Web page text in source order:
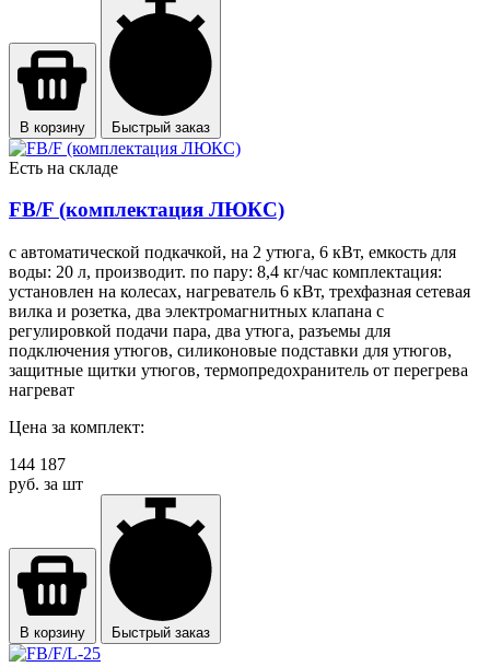
В корзину Быстрый заказ
Есть на складе
FB/F (комплектация ЛЮКС)
с автоматической подкачкой, на 2 утюга, 6 кВт, емкость для
воды: 20 л, производит. по пару: 8,4 кг/час комплектация:
установлен на колесах, нагреватель 6 кВт, трехфазная сетевая
вилка и розетка, два электромагнитных клапана с
регулировкой подачи пара, два утюга, разъемы для
подключения утюгов, силиконовые подставки для утюгов,
защитные щитки утюгов, термопредохранитель от перегрева
нагреват
Цена за комплект:
144 187
руб. за шт
В корзину Быстрый заказ